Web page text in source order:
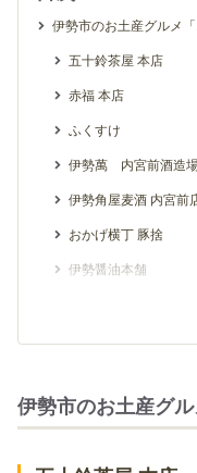
伊勢市のお土産グルメ
五十鈴茶屋 本店
赤福 本店
ふくすけ
伊勢萬 内宮前酒造
伊勢角屋麦酒 内宮前
おかげ横丁 豚捨
伊勢醤油本舗
藤屋窓月堂 本店
伊勢市のお土産グ